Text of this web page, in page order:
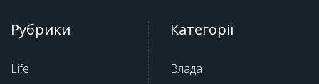
Рубрики
Life
Категорії
Влада